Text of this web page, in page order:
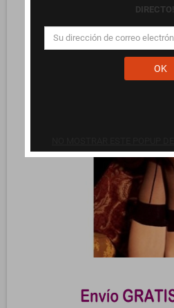
DIRECTO!
OK